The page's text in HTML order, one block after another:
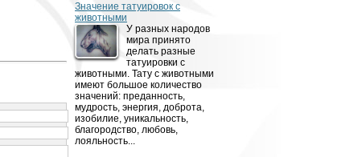
Значение татуировок с
животными
У разных народов
мира принято
делать разные
татуировки с
животными. Тату с животными
имеют большое количество
значений: преданность,
мудрость, энергия, доброта,
изобилие, уникальность,
благородство, любовь,
лояльность...